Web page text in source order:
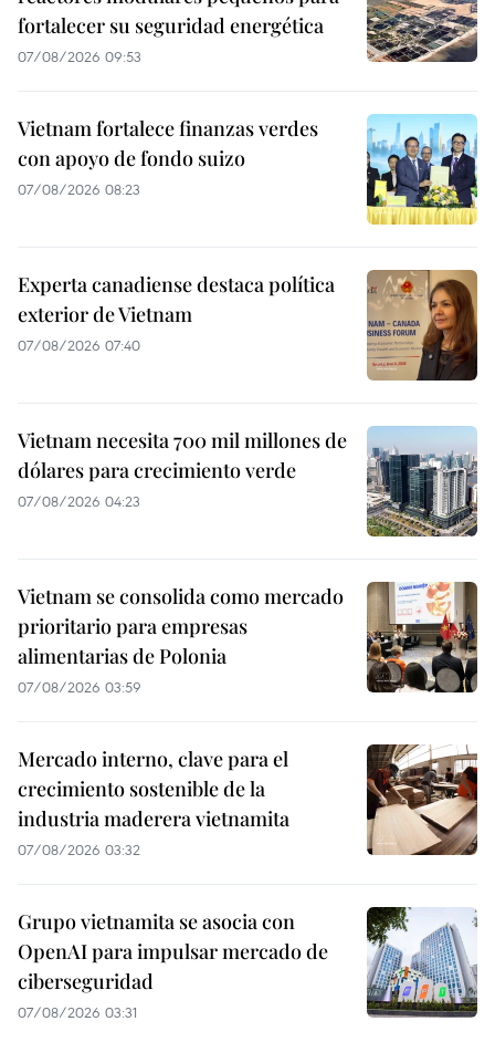
fortalecer su seguridad energética
07/08/2026 09:53
Vietnam fortalece finanzas verdes
con apoyo de fondo suizo
07/08/2026 08:23
Experta canadiense destaca política
exterior de Vietnam
07/08/2026 07:40
Vietnam necesita 700 mil millones de
dólares para crecimiento verde
07/08/2026 04:23
Vietnam se consolida como mercado
prioritario para empresas
alimentarias de Polonia
07/08/2026 03:59
Mercado interno, clave para el
crecimiento sostenible de la
industria maderera vietnamita
07/08/2026 03:32
Grupo vietnamita se asocia con
OpenAI para impulsar mercado de
ciberseguridad
07/08/2026 03:31